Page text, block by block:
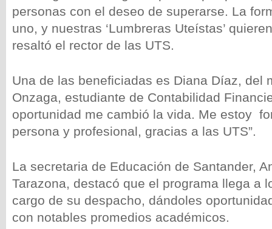
personas con el deseo de superarse. La
uno, y nuestras ‘Lumbreras Uteístas’
resaltó el rector de las UTS.
Una de las beneficiadas es Diana Díaz, del
Onzaga, estudiante de Contabilidad
oportunidad me cambió la vida. Me estoy
persona y profesional, gracias a las UTS”.
La secretaria de Educación de Santander,
Tarazona, destacó que el programa llega a
cargo de su despacho, dándoles
con notables promedios académicos.
wp-